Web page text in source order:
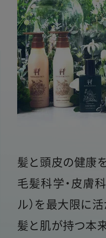
髪と頭皮の健康
毛髪科学・皮膚
ル）を最大限に
髪と肌が持つ本